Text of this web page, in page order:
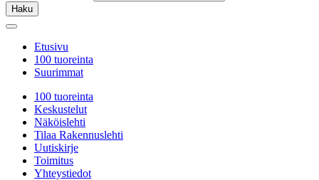
Haku
Etusivu
100 tuoreinta
Suurimmat
100 tuoreinta
Keskustelut
Näköislehti
Tilaa Rakennuslehti
Uutiskirje
Toimitus
Yhteystiedot